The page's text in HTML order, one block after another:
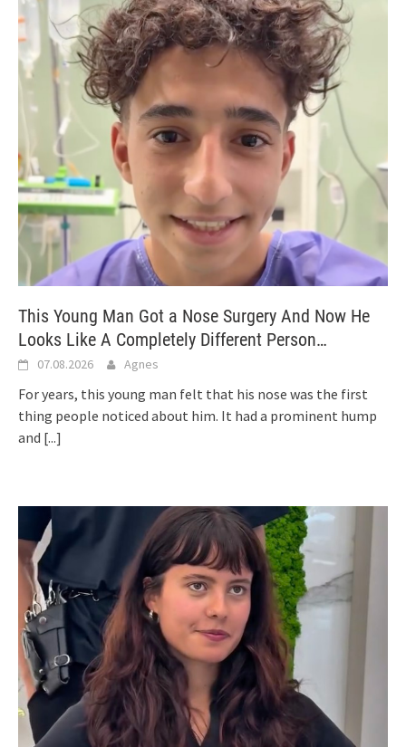
This Young Man Got a Nose Surgery And Now He
Looks Like A Completely Different Person…
07.08.2026 Agnes
For years, this young man felt that his nose was the first
thing people noticed about him. It had a prominent hump
and [...]